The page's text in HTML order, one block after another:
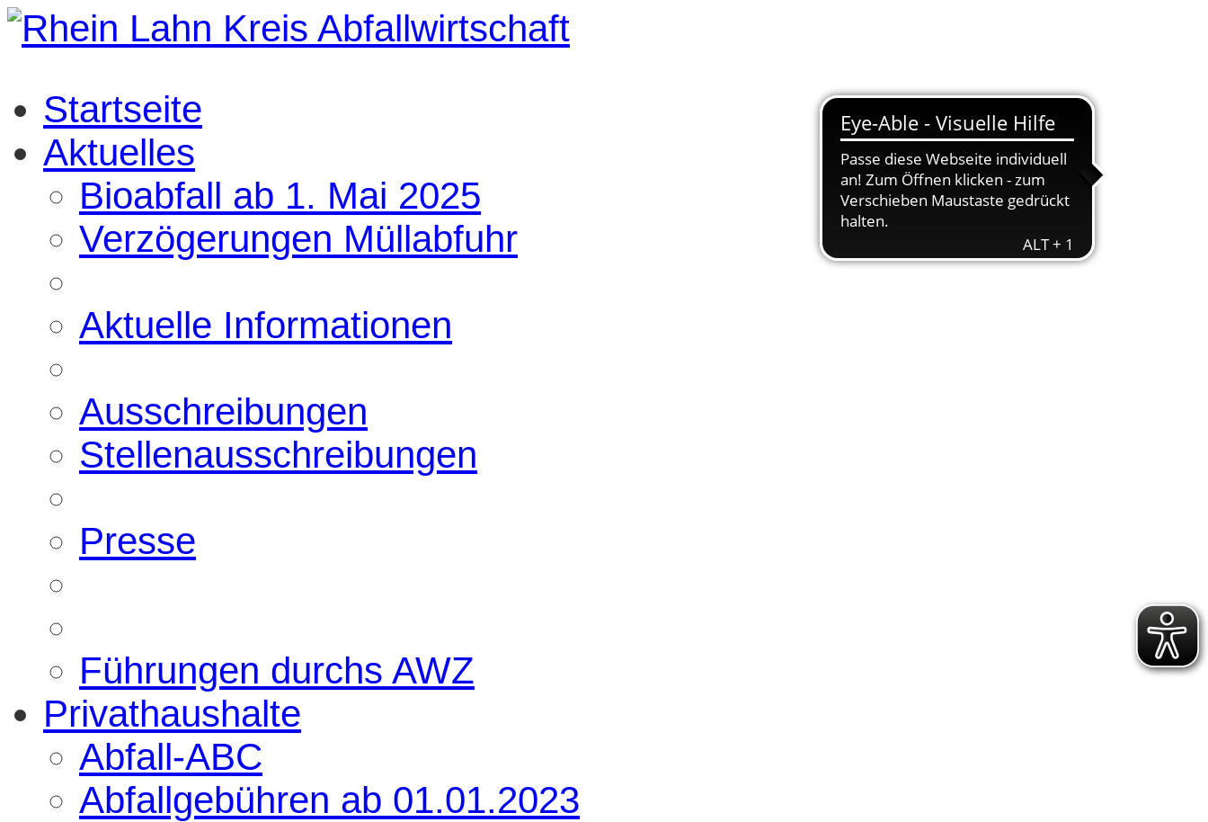
Startseite
Aktuelles
Bioabfall ab 1. Mai 2025
Verzögerungen Müllabfuhr
Aktuelle Informationen
Ausschreibungen
Stellenausschreibungen
Presse
Führungen durchs AWZ
Privathaushalte
Abfall-ABC
Abfallgebühren ab 01.01.2023